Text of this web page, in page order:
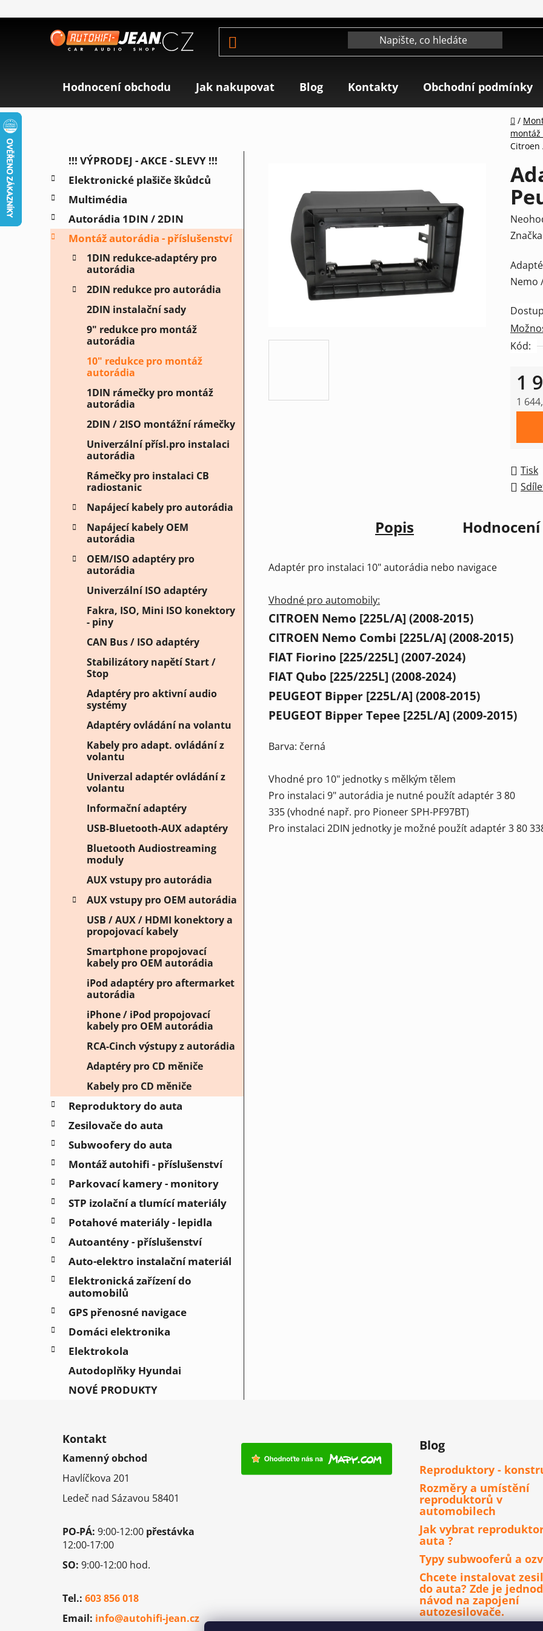
na
Hodnocení obchodu Jak nakupovat Blog Kontakty Obchodní podmínky
Domů
/
Citroen
o
s
t
r
a
Přeskočit
t
e
g
o
r
!!! VÝPRODEJ - AKCE - SLEVY !!!
Elektronické plašiče škůdců
Multimédia
Autorádia 1DIN / 2DIN
Montáž autorádia - příslušenství
1DIN redukce-adaptéry pro
autorádia
2DIN redukce pro autorádia
2DIN instalační sady
9" redukce pro montáž
autorádia
10" redukce pro montáž
autorádia
1DIN rámečky pro montáž
autorádia
2DIN / 2ISO montážní rámečky
Univerzální přísl.pro instalaci
autorádia
Rámečky pro instalaci CB
radiostanic
Napájecí kabely pro autorádia
Napájecí kabely OEM
autorádia
OEM/ISO adaptéry pro
autorádia
Univerzální ISO adaptéry
Fakra, ISO, Mini ISO konektory
- piny
CAN Bus / ISO adaptéry
Stabilizátory napětí Start /
Stop
Adaptéry pro aktivní audio
systémy
Adaptéry ovládání na volantu
Kabely pro adapt. ovládání z
volantu
Univerzal adaptér ovládání z
volantu
Informační adaptéry
USB-Bluetooth-AUX adaptéry
Bluetooth Audiostreaming
moduly
AUX vstupy pro autorádia
AUX vstupy pro OEM autorádia
USB / AUX / HDMI konektory a
propojovací kabely
Smartphone propojovací
kabely pro OEM autorádia
iPod adaptéry pro aftermarket
autorádia
iPhone / iPod propojovací
kabely pro OEM autorádia
RCA-Cinch výstupy z autorádia
Adaptéry pro CD měniče
Kabely pro CD měniče
Reproduktory do auta
Zesilovače do auta
Subwoofery do auta
Montáž autohifi - příslušenství
Parkovací kamery - monitory
STP izolační a tlumící materiály
Potahové materiály - lepidla
Autoantény - příslušenství
Auto-elektro instalační materiál
Elektronická zařízení do
automobilů
GPS přenosné navigace
Domáci elektronika
Elektrokola
Autodoplňky Hyundai
NOVÉ PRODUKTY
je
0,0
5
Nemo
Kód:
1
1
Tisk
Popis Hodnocení
Adaptér pro instalaci 10" autorádia nebo navigace
Vhodné pro automobily:
CITROEN Nemo [225L/A] (2008-2015)
CITROEN Nemo Combi [225L/A] (2008-2015)
FIAT Fiorino [225/225L] (2007-2024)
FIAT Qubo [225/225L] (2008-2024)
PEUGEOT Bipper [225L/A] (2008-2015)
PEUGEOT Bipper Tepee [225L/A] (2009-2015)
Barva: černá
Vhodné pro 10" jednotky s mělkým tělem
Pro instalaci 9" autorádia je nutné použít adaptér 3 80
335 (vhodné např. pro Pioneer SPH-PF97BT)
Pro instalaci 2DIN jednotky je možné použít adaptér 3 80
Kontakt
Kamenný obchod
Havlíčkova 201
Ledeč nad Sázavou 58401
PO-PÁ: 9:00-12:00 přestávka
12:00-17:00
SO: 9:00-12:00 hod.
Tel.: 603 856 018
Email: info@autohifi-jean.cz
Blog
Reproduktory -
Rozměry a umístění
reproduktorů v
automobilech
Jak vybrat
auta ?
Typy subwooferů a
Chcete instalovat
do auta? Zde je
návod na zapojení
autozesilovače.